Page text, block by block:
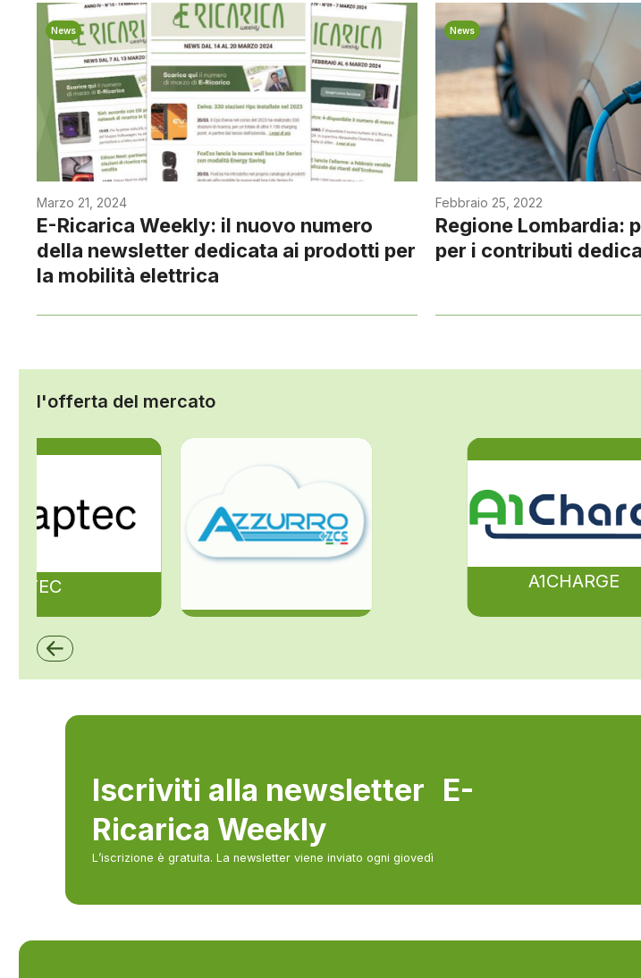
News
Marzo 21, 2024
E-Ricarica Weekly: il nuovo numero
della newsletter dedicata ai prodotti per
la mobilità elettrica
News
Febbraio 25, 2022
Regione Lombardia:
per i contributi
l'offerta del mercato
A1CHARGE
ZCS Azzurro
Iscriviti alla newsletter E-
Ricarica Weekly
L’iscrizione è gratuita. La newsletter viene inviato ogni giovedì